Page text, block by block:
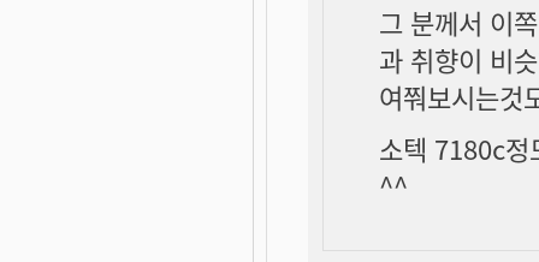
그 분께서 이
과 취향이 비
여쭤보시는것
소텍 7180c정
^^